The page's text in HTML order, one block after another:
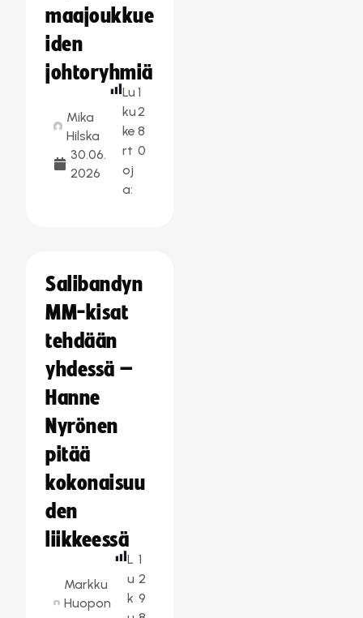
maajoukkue
iden
johtoryhmiä
Mika
Hilska
30.06.
2026
Lu
ku
ke
rt
oj
a:
1
2
8
0
Salibandyn
MM-kisat
tehdään
yhdessä –
Hanne
Nyrönen
pitää
kokonaisuu
den
liikkeessä
Markku
Huopon
L
u
k
1
2
9